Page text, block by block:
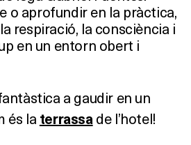
o aprofundir en la pràctica,
respiració, la consciència i
en un entorn obert i
a gaudir en un
és la terrassade l’hotel!